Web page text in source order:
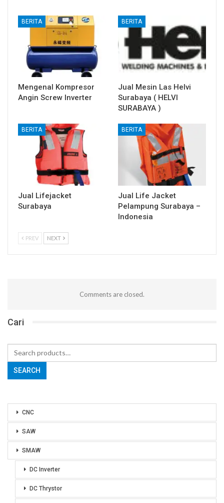
BERITA
Mengenal Kompresor
Angin Screw Inverter
BERITA
Jual Mesin Las Helvi
Surabaya ( HELVI
SURABAYA )
BERITA
Jual Lifejacket
Surabaya
BERITA
Jual Life Jacket
Pelampung Surabaya –
Indonesia
PREV NEXT
Comments are closed.
Cari
Search
for:
SEARCH
CNC
SAW
SMAW
DC Inverter
DC Thrystor